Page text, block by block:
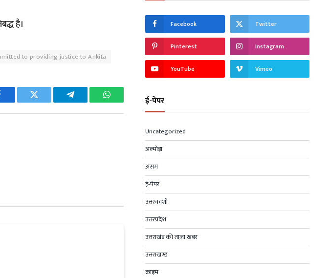
है।
to providing justice to Ankita
Twitter Telegram WhatsApp
Facebook Twitter
Pinterest Instagram
YouTube Vimeo
ई-पेपर
Uncategorized
अल्मोड़ा
असम
ई-पेपर
उत्तरकाशी
उत्तरप्रदेश
उत्तराखंड की ताज़ा खबर
उत्तराखण्ड
क्राइम